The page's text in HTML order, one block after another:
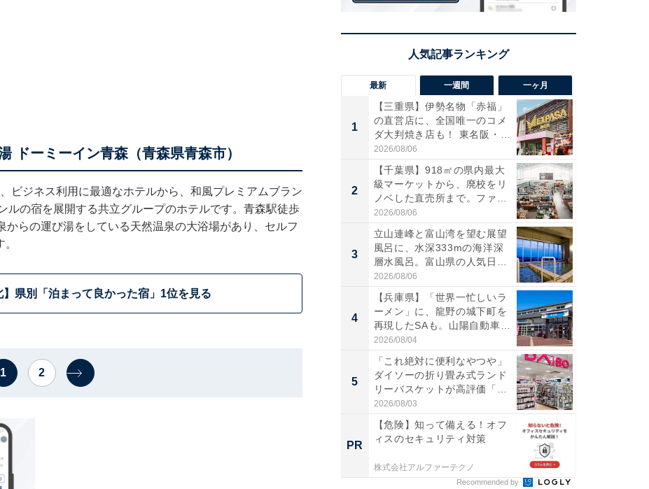
ドーミーイン青森（青森県青森市）
ビジネス利用に最適なホテルから、和風プレミアムブラン
ルの宿を展開する共立グループのホテルです。青森駅徒歩
らの運び湯をしている天然温泉の大浴場があり、セルフ
】県別「泊まって良かった宿」1位を見る
1 2
最新 一週間 一ヶ月
1
【三重県】伊勢名物「赤福」
の直営店に、全国唯一のコメ
ダ大判焼き店も！ 東名阪・
伊...
2026/08/06
2
【千葉県】918㎡の県内最大
級マーケットから、廃校をリ
ノベした直売所まで。ファ
ー...
2026/08/06
3
立山連峰と富山湾を望む展望
風呂に、水深333mの海洋深
層水風呂。富山県の人気日
帰...
2026/08/06
4
【兵庫県】「世界一忙しいラ
ーメン」に、龍野の城下町を
再現したSAも。山陽自動車
道...
2026/08/04
5
「これ絶対に便利なやつや」
ダイソーの折り畳み式ランド
リーバスケットが高評価「使
わ...
2026/08/03
PR
【危険】知って備える！オフ
ィスのセキュリティ対策
株式会社アルファーテクノ
Recommended by